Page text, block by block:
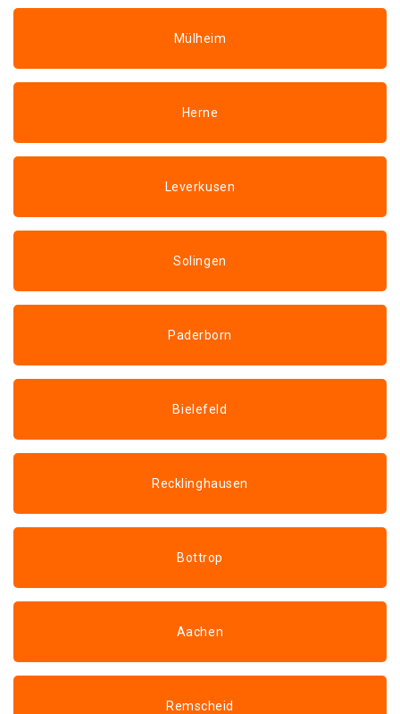
Mülheim
Herne
Leverkusen
Solingen
Paderborn
Bielefeld
Recklinghausen
Bottrop
Aachen
Remscheid